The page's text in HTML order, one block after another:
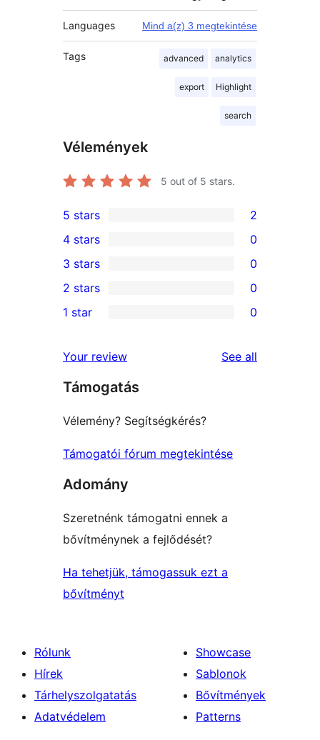
Languages Mind a(z) 3 megtekintése
Tags advanced analytics
export Highlight
search
Vélemények
5 out of 5 stars.
2
5-
star
reviews
5 stars 2
4-
star
reviews
4 stars 0
0
3-
star
3 stars 0
2-
reviews
2 stars 0
star
reviews
1 star 0
Your review See all
Támogatás
Vélemény? Segítségkérés?
Támogatói fórum megtekintése
Adomány
Szeretnénk támogatni ennek a
bővítménynek a fejlődését?
Ha tehetjük, támogassuk ezt a
bővítményt
Rólunk
Hírek
Tárhelyszolgatatás
Adatvédelem
Showcase
Sablonok
Bővítmények
Patterns